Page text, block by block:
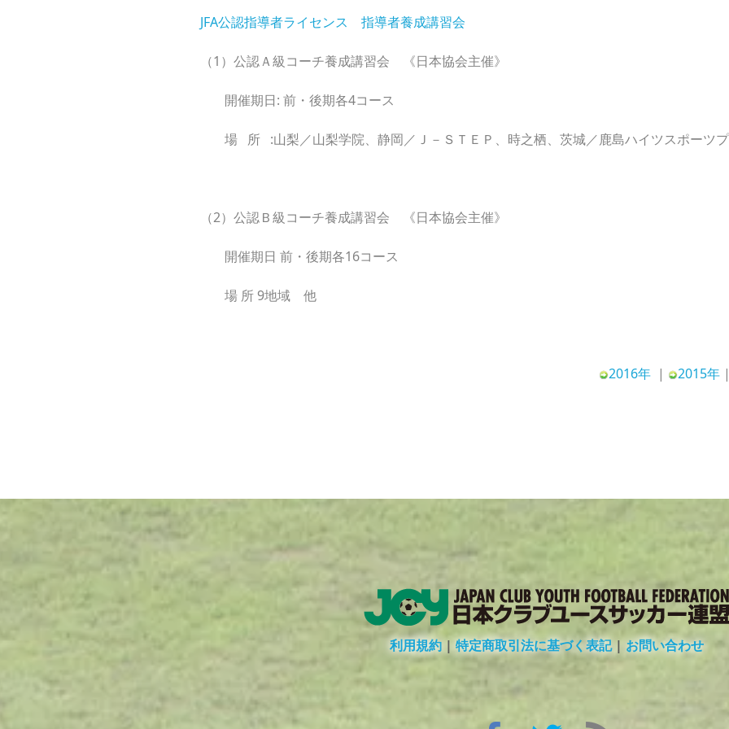
JFA公認指導者ライセンス 指導者養成講習会
（1）公認Ａ級コーチ養成講習会 《日本協会主催》
開催期日: 前・後期各4コース
場 所 :山梨／山梨学院、静岡／Ｊ－ＳＴＥＰ、時之栖、茨城／鹿島ハイツスポーツ
（2）公認Ｂ級コーチ養成講習会 《日本協会主催》
開催期日 前・後期各16コース
場 所 9地域 他
2016年 | 2015年
利用規約| 特定商取引法に基づく表記| お問い合わせ